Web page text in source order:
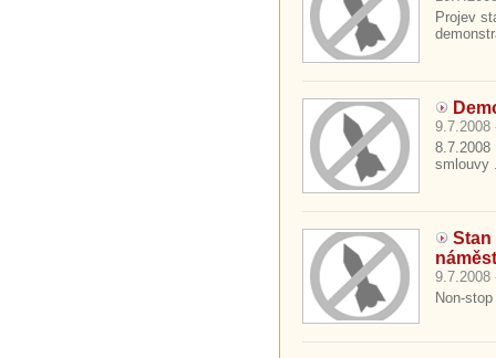
Projev
9.7.2008
8.7.2008
smlouvy
Stan
9.7.2008
Non-